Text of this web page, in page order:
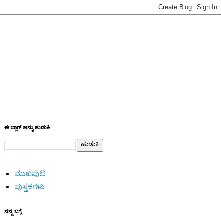
ಈ ಬ್ಲಾಗ್ ಅನ್ನು ಹುಡುಕಿ
ಮುಖಪುಟ
ಪುಸ್ತಕಗಳು
ನನ್ನ ಬಗ್ಗೆ